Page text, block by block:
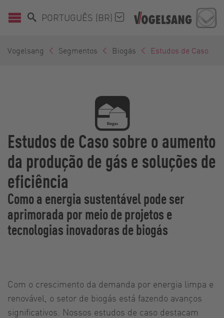
PORTUGUÊS (BR)
Vogelsang Segmentos Biogás Estudos de Caso
Estudos de Caso sobre o aumento
da produção de gás e soluções de
eficiência
Como a energia sustentável pode ser
aprimorada por meio de projetos e
tecnologias inovadoras de biogás
Com o crescimento da demanda por energia limpa e
renovável, o setor de biogás está fazendo avanços
significativos. Nossos estudos de caso destacam